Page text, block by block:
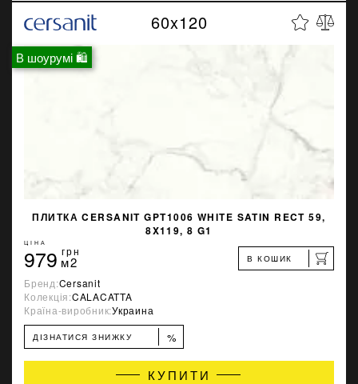
В шоурумі 🛍
60x120
ПЛИТКА CERSANIT GPT1006 WHITE SATIN RECT 59,
8X119, 8 G1
ЦІНА
979 грн
м2 В КОШИК
Бренд:Cersanit
Колекція:CALACATTA
Країна-виробник:Украина
ДІЗНАТИСЯ ЗНИЖКУ %
КУПИТИ